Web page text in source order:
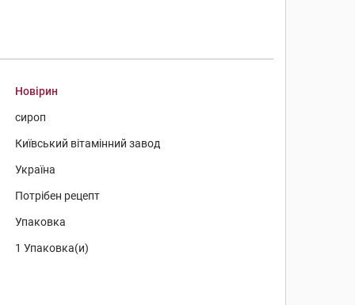
Новірин
сироп
Київський вітамінний завод
Україна
Потрібен рецепт
Упаковка
1 Упаковка(и)